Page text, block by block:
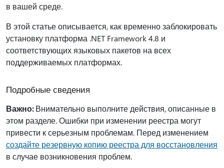
в вашей среде.
В этой статье описывается, как временно заблокировать
установку платформа .NET Framework 4.8 и
соответствующих языковых пакетов на всех
поддерживаемых платформах.
Подробные сведения
Важно:Внимательно выполните действия, описанные в
этом разделе. Ошибки при изменении реестра могут
привести к серьезным проблемам. Перед изменением
создайте резервную копию реестра для восстановления
в случае возникновения проблем.